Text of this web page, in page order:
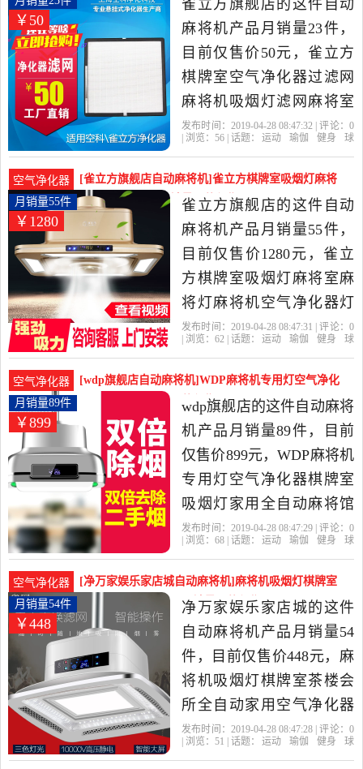
货。
￥50
雀立方旗舰店的这件自动
麻将机产品月销量23件，
目前仅售价50元，雀立方
棋牌室空气净化器过滤网
麻将机吸烟灯滤网麻将室
抽烟灯滤芯是2019年雀立
身,球迷用品当中性价比很
高的自动麻将机，由浙江
杭州发货。
发布时间：2019-04-28 08:47:32 | 评论： 0
| 浏览： 56 | 话题： 运动 瑜伽 健身
球
空气净化器
[雀立方旗舰店自动麻将机]雀立方棋牌室吸烟灯麻将
室麻将灯麻将机月销量55件仅售1280元
￥1280
月销量55件
雀立方旗舰店的这件自动
麻将机产品月销量55件，
目前仅售价1280元，雀立
方棋牌室吸烟灯麻将室麻
将灯麻将机空气净化器灯
抽烟机吸烟宝是2019年雀
健身,球迷用品当中性价比
很高的自动麻将机，由上
海发货。
发布时间：2019-04-28 08:47:31 | 评论： 0
| 浏览： 62 | 话题： 运动 瑜伽 健身
球
空气净化器
[wdp旗舰店自动麻将机]WDP麻将机专用灯空气净化
器棋牌室吸月销量89件仅售899元
￥899
月销量89件
wdp旗舰店的这件自动麻将
机产品月销量89件，目前
仅售价899元，WDP麻将机
专用灯空气净化器棋牌室
吸烟灯家用全自动麻将馆
抽烟机是2019年wdp旗舰店
品当中性价比很高的自动
麻将机，由浙江 宁波发
货。
发布时间：2019-04-28 08:47:29 | 评论： 0
| 浏览： 68 | 话题： 运动 瑜伽 健身
球
空气净化器
[净万家娱乐家店城自动麻将机]麻将机吸烟灯棋牌室
茶楼会所全自动家用月销量54件仅售448元
￥448
月销量54件
净万家娱乐家店城的这件
自动麻将机产品月销量54
件，目前仅售价448元，麻
将机吸烟灯棋牌室茶楼会
所全自动家用空气净化器
LED升降吊灯是2019年净
发布时间：2019-04-28 08:47:28 | 评论： 0
| 浏览： 51 | 话题： 运动 瑜伽 健身
球